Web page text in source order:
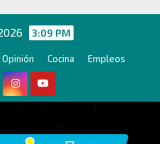
3:09 PM
Opinión Cocina Empleos